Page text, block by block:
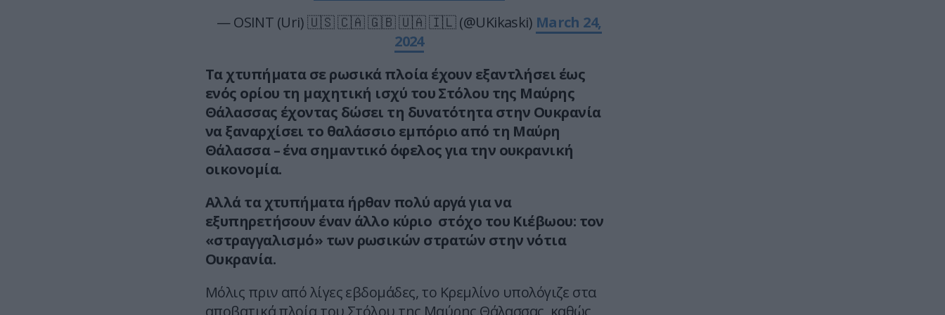
— OSINT (Uri) 🇺🇸 🇨🇦 🇬🇧 🇺🇦 🇮🇱 (@UKikaski) March 24,
2024
Τα χτυπήματα σε ρωσικά πλοία έχουν εξαντλήσει έως
ενός ορίου τη μαχητική ισχύ του Στόλου της Μαύρης
Θάλασσας έχοντας δώσει τη δυνατότητα στην Ουκρανία
να ξαναρχίσει το θαλάσσιο εμπόριο από τη Μαύρη
Θάλασσα – ένα σημαντικό όφελος για την ουκρανική
οικονομία.
Αλλά τα χτυπήματα ήρθαν πολύ αργά για να
εξυπηρετήσουν έναν άλλο κύριο στόχο του Κιέβωου: τον
«στραγγαλισμό» των ρωσικών στρατών στην νότια
Ουκρανία.
Μόλις πριν από λίγες εβδομάδες, το Κρεμλίνο υπολόγιζε στα